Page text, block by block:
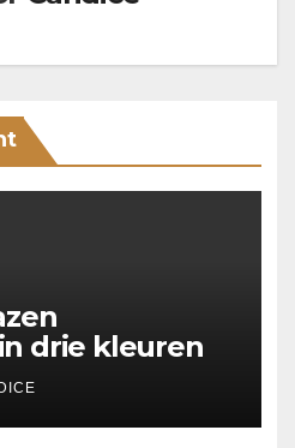
drie kleuren